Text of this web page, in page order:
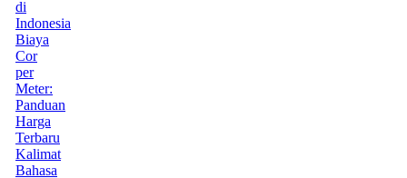
di
Indonesia
Biaya
Cor
per
Meter:
Panduan
Harga
Terbaru
Kalimat
Bahasa